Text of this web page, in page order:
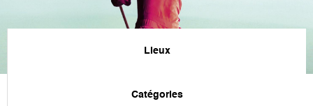
Lieux
Catégories